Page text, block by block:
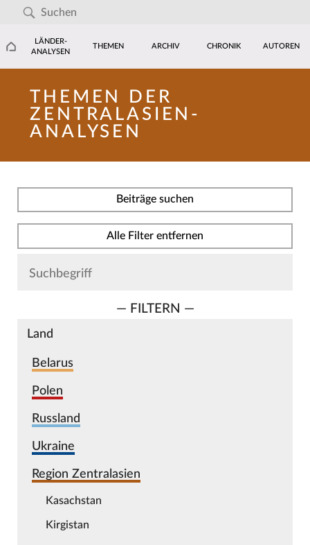
LÄNDER-
ANALYSEN
THEMEN ARCHIV CHRONIK AUTOREN
THEMEN DER
ZENTRALASIEN-
ANALYSEN
Beiträge suchen
Alle Filter entfernen
— FILTERN —
Land
Belarus
Polen
Russland
Ukraine
Region Zentralasien
Kasachstan
Kirgistan